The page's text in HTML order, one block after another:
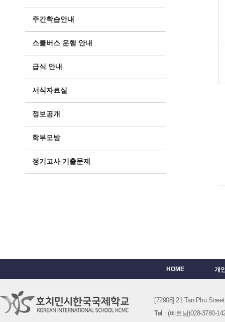
주간학습안내
스쿨버스 운행 안내
급식 안내
서식자료실
정보공개
학부모방
정기고사 기출문제
HOME 개
[72908] 21 Tan Phu
Tel : (베트남)028-3780-